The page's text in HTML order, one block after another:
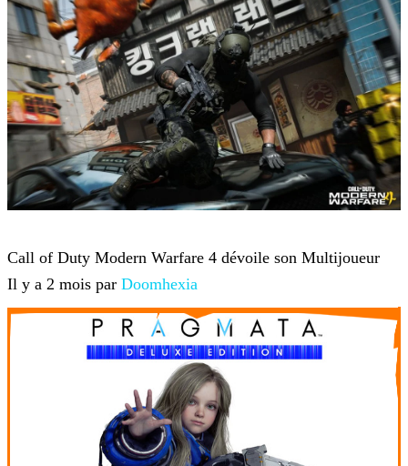
Call of Duty Modern Warfare 4 dévoile son Multijoueur
Il y a 2 mois par Doomhexia